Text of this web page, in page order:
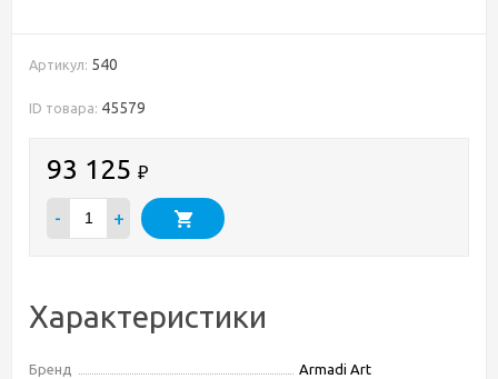
Артикул: 540
ID товара: 45579
93 125 ₽
- +
Характеристики
Бренд
Armadi Art